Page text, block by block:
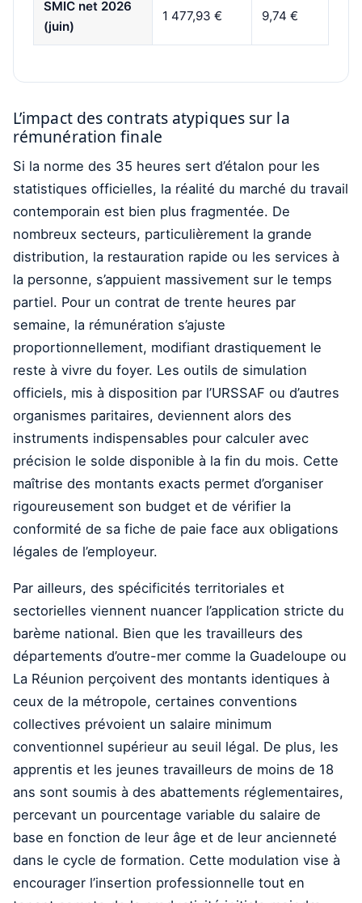
SMIC net 2026
(juin)
1 477,93 € 9,74 €
L’impact des contrats atypiques sur la
rémunération finale
Si la norme des 35 heures sert d’étalon pour les
statistiques officielles, la réalité du marché du travail
contemporain est bien plus fragmentée. De
nombreux secteurs, particulièrement la grande
distribution, la restauration rapide ou les services à
la personne, s’appuient massivement sur le temps
partiel. Pour un contrat de trente heures par
semaine, la rémunération s’ajuste
proportionnellement, modifiant drastiquement le
reste à vivre du foyer. Les outils de simulation
officiels, mis à disposition par l’URSSAF ou d’autres
organismes paritaires, deviennent alors des
instruments indispensables pour calculer avec
précision le solde disponible à la fin du mois. Cette
maîtrise des montants exacts permet d’organiser
rigoureusement son budget et de vérifier la
conformité de sa fiche de paie face aux obligations
légales de l’employeur.
Par ailleurs, des spécificités territoriales et
sectorielles viennent nuancer l’application stricte du
barème national. Bien que les travailleurs des
départements d’outre-mer comme la Guadeloupe ou
La Réunion perçoivent des montants identiques à
ceux de la métropole, certaines conventions
collectives prévoient un salaire minimum
conventionnel supérieur au seuil légal. De plus, les
apprentis et les jeunes travailleurs de moins de 18
ans sont soumis à des abattements réglementaires,
percevant un pourcentage variable du salaire de
base en fonction de leur âge et de leur ancienneté
dans le cycle de formation. Cette modulation vise à
encourager l’insertion professionnelle tout en